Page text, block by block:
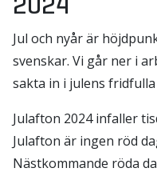
Jul och nyår är
svenskar. Vi går ner i
sakta in i julens fridfulla
Julafton 2024 infaller
Julafton är ingen röd
Nästkommande röda